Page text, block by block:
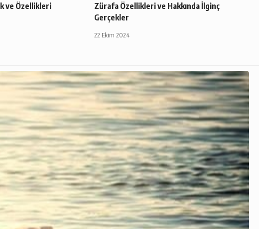
ve Özellikleri
Zürafa Özellikleri ve Hakkında İlginç
Gerçekler
22 Ekim 2024